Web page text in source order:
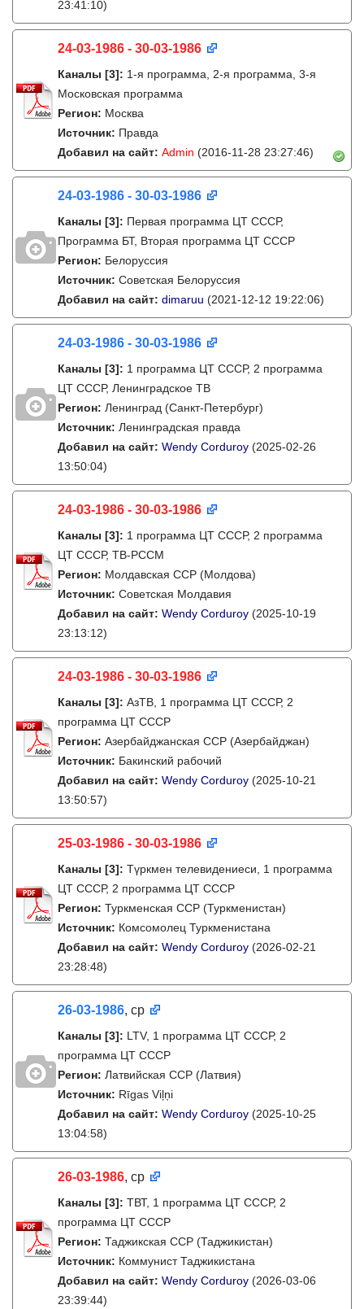
23:41:10)
24-03-1986 - 30-03-1986
Каналы [3]: 1-я программа, 2-я программа, 3-я
Московская программа
Регион: Москва
Источник: Правда
Добавил на сайт: Admin (2016-11-28 23:27:46)
24-03-1986 - 30-03-1986
Каналы [3]: Первая программа ЦТ СССР,
Программа БТ, Вторая программа ЦТ СССР
Регион: Белоруссия
Источник: Советская Белоруссия
Добавил на сайт: dimaruu (2021-12-12 19:22:06)
24-03-1986 - 30-03-1986
Каналы [3]: 1 программа ЦТ СССР, 2 программа
ЦТ СССР, Ленинградское ТВ
Регион: Ленинград (Санкт-Петербург)
Источник: Ленинградская правда
Добавил на сайт: Wendy Corduroy (2025-02-26
13:50:04)
24-03-1986 - 30-03-1986
Каналы [3]: 1 программа ЦТ СССР, 2 программа
ЦТ СССР, ТВ-РССМ
Регион: Молдавская ССР (Молдова)
Источник: Советская Молдавия
Добавил на сайт: Wendy Corduroy (2025-10-19
23:13:12)
24-03-1986 - 30-03-1986
Каналы [3]: АзТВ, 1 программа ЦТ СССР, 2
программа ЦТ СССР
Регион: Азербайджанская ССР (Азербайджан)
Источник: Бакинский рабочий
Добавил на сайт: Wendy Corduroy (2025-10-21
13:50:57)
25-03-1986 - 30-03-1986
Каналы [3]: Түркмен телевидениеси, 1 программа
ЦТ СССР, 2 программа ЦТ СССР
Регион: Туркменская ССР (Туркменистан)
Источник: Комсомолец Туркменистана
Добавил на сайт: Wendy Corduroy (2026-02-21
23:28:48)
26-03-1986, ср
Каналы [3]: LTV, 1 программа ЦТ СССР, 2
программа ЦТ СССР
Регион: Латвийская ССР (Латвия)
Источник: Rīgas Viļņi
Добавил на сайт: Wendy Corduroy (2025-10-25
13:04:58)
26-03-1986, ср
Каналы [3]: ТВТ, 1 программа ЦТ СССР, 2
программа ЦТ СССР
Регион: Таджикская ССР (Таджикистан)
Источник: Коммунист Таджикистана
Добавил на сайт: Wendy Corduroy (2026-03-06
23:39:44)